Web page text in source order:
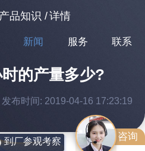
产品知识 /详情
新闻 服务 联系
的产量多少?
发布时间: 2019-04-16 17:23:19
咨询
到厂参观考察